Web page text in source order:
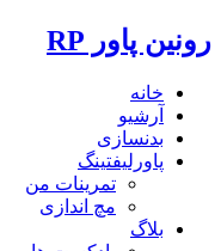
رونین پاور RP
خانه
آرشیو
بدنسازی
پاورلیفتینگ
تمرینات من
مچ اندازی
بلاگ